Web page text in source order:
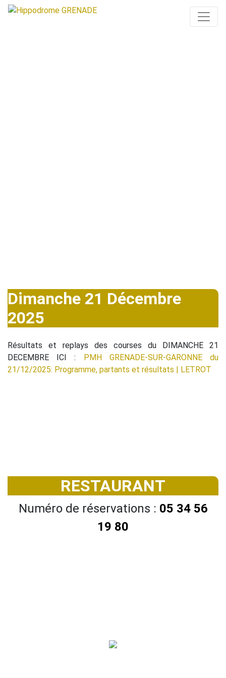
Dimanche 21 Décembre
2025
Résultats et replays des courses du DIMANCHE 21
DECEMBRE ICI : PMH GRENADE-SUR-GARONNE du
21/12/2025: Programme, partants et résultats | LETROT
RESTAURANT
Numéro de réservations : 05 34 56
19 80